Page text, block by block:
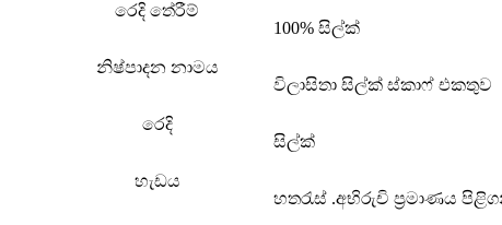
රෙදි තේරීම්
100% සිල්ක්
නිෂ්පාදන නාමය
විලාසිතා සිල්ක් ස්කාෆ් එකතුව
රෙදි
සිල්ක්
හැඩය
හතරැස් .අභිරුචි ප්‍රමාණය